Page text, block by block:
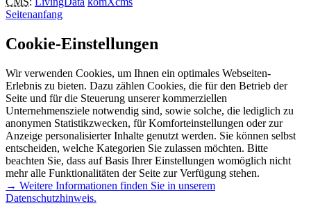
Seitenanfang
Cookie-Einstellungen
Wir verwenden Cookies, um Ihnen ein optimales Webseiten-
Erlebnis zu bieten. Dazu zählen Cookies, die für den Betrieb der
Seite und für die Steuerung unserer kommerziellen
Unternehmensziele notwendig sind, sowie solche, die lediglich zu
anonymen Statistikzwecken, für Komforteinstellungen oder zur
Anzeige personalisierter Inhalte genutzt werden. Sie können selbst
entscheiden, welche Kategorien Sie zulassen möchten. Bitte
beachten Sie, dass auf Basis Ihrer Einstellungen womöglich nicht
mehr alle Funktionalitäten der Seite zur Verfügung stehen.
→ Weitere Informationen finden Sie in unserem
Datenschutzhinweis.